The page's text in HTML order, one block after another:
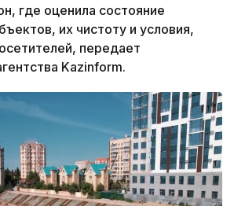
где оценила состояние
их чистоту и условия,
передает
Kazinform.